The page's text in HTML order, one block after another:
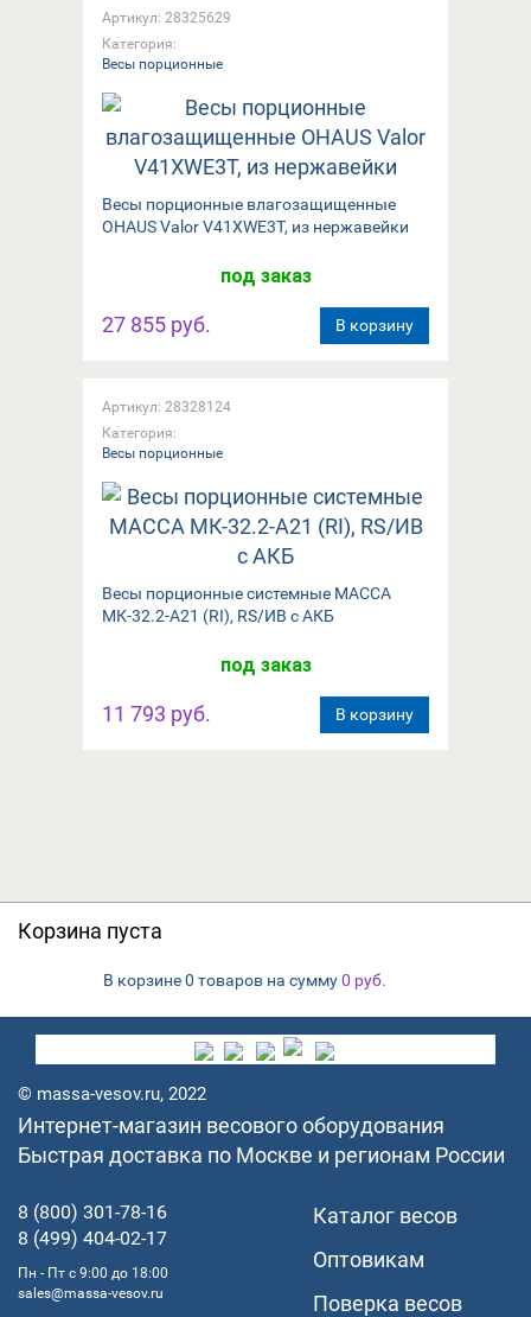
Артикул: 28325629
Категория:
Весы порционные
Весы порционные влагозащищенные
OHAUS Valor V41XWE3T, из нержавейки
под заказ
27 855 руб. В корзину
Артикул: 28328124
Категория:
Весы порционные
Весы порционные системные МАССА
МК-32.2-А21 (RI), RS/ИВ с АКБ
под заказ
11 793 руб. В корзину
Корзина пуста
В корзине0 товаров на сумму0 руб.
© massa-vesov.ru, 2022
Интернет-магазин весового оборудования
Быстрая доставка по Москве и регионам России
8 (800) 301-78-16
8 (499) 404-02-17
Пн - Пт с 9:00 до 18:00
sales@massa-vesov.ru
Каталог весов
Оптовикам
Поверка весов